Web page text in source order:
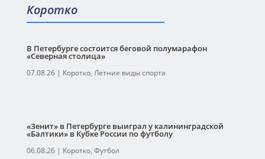
Коротко
В Петербурге состоится беговой полумарафон
«Северная столица»
07.08.26| Коротко, Летние виды спорта
«Зенит» в Петербурге выиграл у калининградской
«Балтики» в Кубке России по футболу
06.08.26| Коротко, Футбол